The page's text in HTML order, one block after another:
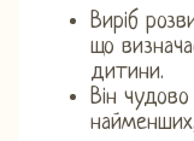
Виріб
що
дитини.
Він